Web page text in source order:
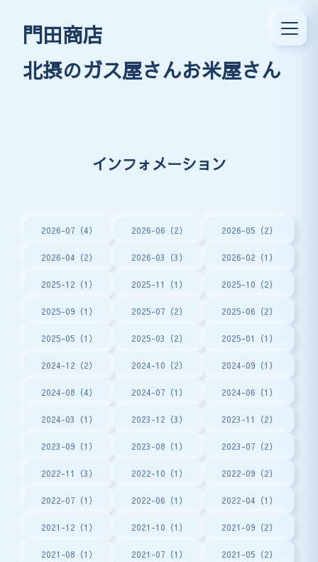
門田商店
北摂のガス屋さんお米屋さん
インフォメーション
2026-07（4） 2026-06（2） 2026-05（2）
2026-04（2） 2026-03（3） 2026-02（1）
2025-12（1） 2025-11（1） 2025-10（2）
2025-09（1） 2025-07（2） 2025-06（2）
2025-05（1） 2025-03（2） 2025-01（1）
2024-12（2） 2024-10（2） 2024-09（1）
2024-08（4） 2024-07（1） 2024-06（1）
2024-03（1） 2023-12（3） 2023-11（2）
2023-09（1） 2023-08（1） 2023-07（2）
2022-11（3） 2022-10（1） 2022-09（2）
2022-07（1） 2022-06（1） 2022-04（1）
2021-12（1） 2021-10（1） 2021-09（2）
2021-08（1） 2021-07（1） 2021-05（2）